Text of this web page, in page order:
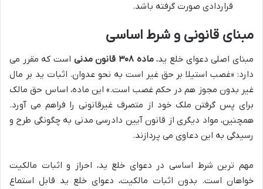
قراردادی صورت گرفته باشد.
مبنای قانونی و شرط اساسی
مبنای اصلی دعوای خلع ید،ماده ۳۰۸ قانون مدنی
است که مقرر می
دارد: «غصب استیلا بر حق غیر است به نحو عدوان. اثبات ید بر مال
غیر بدون مجوز هم در حکم غصب است.» این ماده، اساس حق مالک
برای پس گرفتن ملک خود از متصرف غیرقانونی را فراهم می آورد.
همچنین، مواد دیگری از قانون آیین دادرسی مدنی به چگونگی طرح و
رسیدگی به این دعاوی می پردازند.
مهم ترین شرط اساسی در دعوای خلع ید، احراز و اثبات مالکیت
خواهان است. بدون اثبات مالکیت، دعوای خلع ید قابل استماع